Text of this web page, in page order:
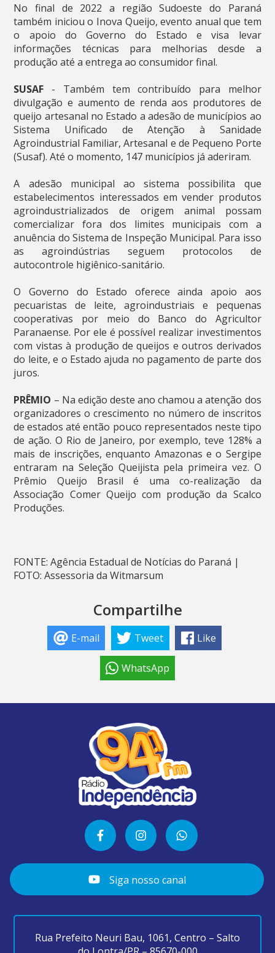
No final de 2022 a região Sudoeste do Paraná
também iniciou o Inova Queijo, evento anual que tem
o apoio do Governo do Estado e visa levar
informações técnicas para melhorias desde a
produção até a entrega ao consumidor final.
SUSAF - Também tem contribuído para melhor
divulgação e aumento de renda aos produtores de
queijo artesanal no Estado a adesão de municípios ao
Sistema Unificado de Atenção à Sanidade
Agroindustrial Familiar, Artesanal e de Pequeno Porte
(Susaf). Até o momento, 147 municípios já aderiram.
A adesão municipal ao sistema possibilita que
estabelecimentos interessados em vender produtos
agroindustrializados de origem animal possam
comercializar fora dos limites municipais com a
anuência do Sistema de Inspeção Municipal. Para isso
as agroindústrias seguem protocolos de
autocontrole higiênico-sanitário.
O Governo do Estado oferece ainda apoio aos
pecuaristas de leite, agroindustriais e pequenas
cooperativas por meio do Banco do Agricultor
Paranaense. Por ele é possível realizar investimentos
com vistas à produção de queijos e outros derivados
do leite, e o Estado ajuda no pagamento de parte dos
juros.
PRÊMIO – Na edição deste ano chamou a atenção dos
organizadores o crescimento no número de inscritos
de estados até então pouco representados neste tipo
de ação. O Rio de Janeiro, por exemplo, teve 128% a
mais de inscrições, enquanto Amazonas e o Sergipe
entraram na Seleção Queijista pela primeira vez. O
Prêmio Queijo Brasil é uma co-realização da
Associação Comer Queijo com produção da Scalco
Produções.
FONTE: Agência Estadual de Notícias do Paraná |
FOTO: Assessoria da Witmarsum
Compartilhe
E-mail Tweet Like
WhatsApp
Siga nosso canal
Rua Prefeito Neuri Bau, 1061, Centro – Salto